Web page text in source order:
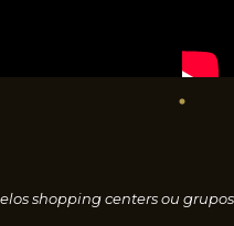
shopping centers ou